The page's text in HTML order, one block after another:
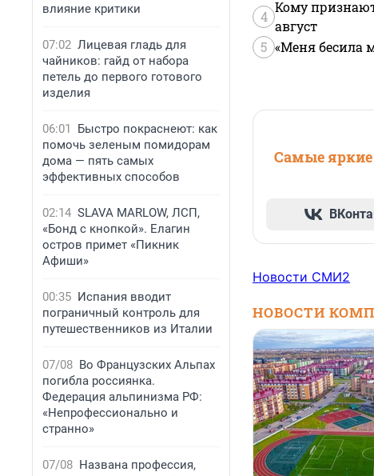
влияние критики
07:02 Лицевая гладь для
чайников: гайд от набора
петель до первого готового
изделия
06:01
Быстро покраснеют: как
помочь зеленым помидорам
дома — пять самых
эффективных способов
02:14 SLAVA MARLOW, ЛСП,
«Бонд с кнопкой». Елагин
остров примет «Пикник
Афиши»
00:35 Испания вводит
пограничный контроль для
путешественников из Италии
07/08 Во Французских Альпах
погибла россиянка.
Федерация альпинизма РФ:
«Непрофессионально и
странно»
07/08 Названа профессия,
4
Кому
август
5 «Меня бесила
Самые
Новости СМИ2
НОВОСТИ